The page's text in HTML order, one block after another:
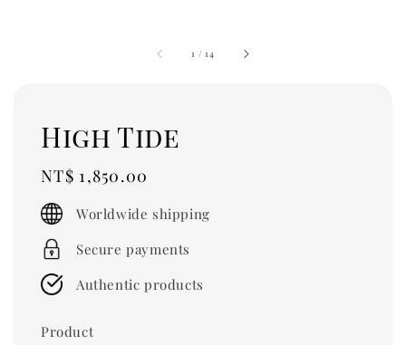
1 /14
High Tide
Regular
price
NT$ 1,850.00
Worldwide shipping
Secure payments
Authentic products
Product